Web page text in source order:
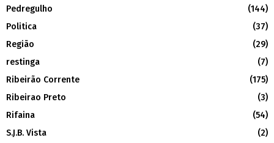
Pedregulho
(144)
Politica
(37)
Região
(29)
restinga
(7)
Ribeirão Corrente
(175)
Ribeirao Preto
(3)
Rifaina
(54)
S.J.B. Vista
(2)